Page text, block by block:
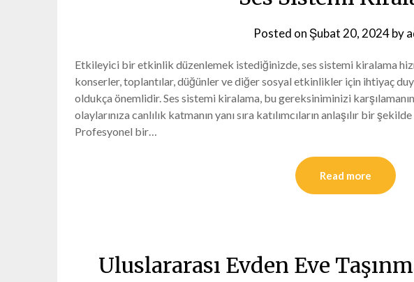
Posted on Şubat 20, 2024by
Etkileyici bir etkinlik düzenlemek istediğinizde, ses sistemi kiralama
konserler, toplantılar, düğünler ve diğer sosyal etkinlikler için ihtiyaç
oldukça önemlidir. Ses sistemi kiralama, bu gereksiniminizi
olaylarınıza canlılık katmanın yanı sıra katılımcıların anlaşılır bir
Profesyonel bir…
Read more
Uluslararası Evden Eve